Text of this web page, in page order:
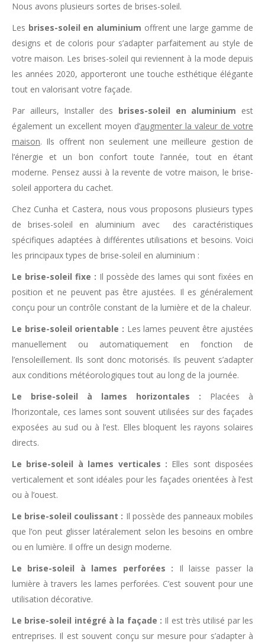
Nous avons plusieurs sortes de brises-soleil.
Les brises-soleil en aluminium offrent une large gamme de
designs et de coloris pour s’adapter parfaitement au style de
votre maison. Les brises-soleil qui reviennent à la mode depuis
les années 2020, apporteront une touche esthétique élégante
tout en valorisant votre façade.
Par ailleurs, Installer des brises-soleil en aluminium est
également un excellent moyen d’augmenter la valeur de votre
maison. Ils offrent non seulement une meilleure gestion de
l’énergie et un bon confort toute l’année, tout en étant
moderne. Pensez aussi à la revente de votre maison, le brise-
soleil apportera du cachet.
Chez Cunha et Castera, nous vous proposons plusieurs types
de brises-soleil en aluminium avec des caractéristiques
spécifiques adaptées à différentes utilisations et besoins. Voici
les principaux types de brise-soleil en aluminium :
Le brise-soleil fixe : Il possède des lames qui sont fixées en
position et ne peuvent pas être ajustées. Il es généralement
conçu pour un contrôle constant de la lumière et de la chaleur.
Le brise-soleil orientable : Les lames peuvent être ajustées
manuellement ou automatiquement en fonction de
l’ensoleillement. Ils sont donc motorisés. Ils peuvent s’adapter
aux conditions météorologiques tout au long de la journée.
Le brise-soleil à lames horizontales : Placées à
l’horizontale, ces lames sont souvent utilisées sur des façades
exposées au sud ou à l’est. Elles bloquent les rayons solaires
directs.
Le brise-soleil à lames verticales : Elles sont disposées
verticalement et sont idéales pour les façades orientées à l’est
ou à l’ouest.
Le brise-soleil coulissant : Il possède des panneaux mobiles
que l’on peut glisser latéralement selon les besoins en ombre
ou en lumière. Il offre un design moderne.
Le brise-soleil à lames perforées : Il laisse passer la
lumière à travers les lames perforées. C’est souvent pour une
utilisation décorative.
Le brise-soleil intégré à la façade : Il est très utilisé par les
entreprises. Il est souvent conçu sur mesure pour s’adapter à